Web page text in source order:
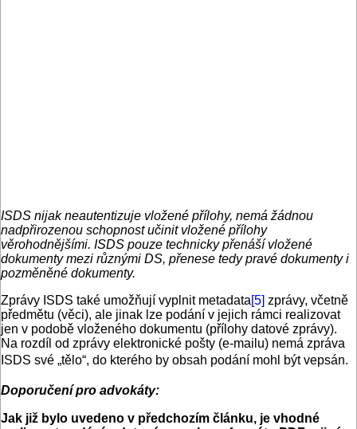
ISDS nijak neautentizuje vložené přílohy, nemá žádnou
nadpřirozenou schopnost učinit vložené přílohy
věrohodnějšími. ISDS pouze technicky přenáší vložené
dokumenty mezi různými DS, přenese tedy pravé dokumenty i
pozměněné dokumenty.
Zprávy ISDS také umožňují vyplnit metadata[5] zprávy, včetně
předmětu (věci), ale jinak lze podání v jejich rámci realizovat
jen v podobě vloženého dokumentu (přílohy datové zprávy).
Na rozdíl od zprávy elektronické pošty (e-mailu) nemá zpráva
ISDS své „tělo“, do kterého by obsah podání mohl být vepsán.
Doporučení pro advokáty:
Jak již bylo uvedeno v předchozím článku, je vhodné